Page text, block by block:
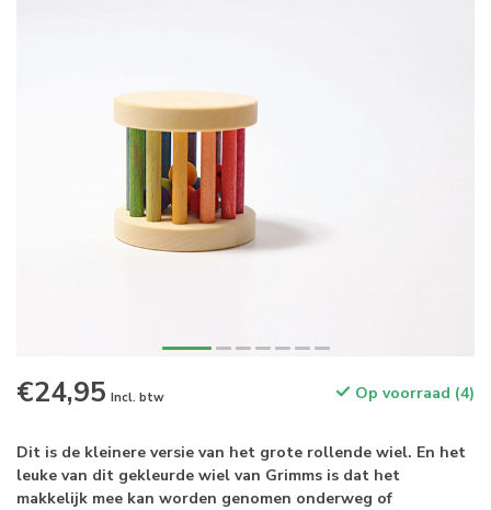
€24,95 Incl. btw Op voorraad (4)
Dit is de kleinere versie van het grote rollende wiel. En het
leuke van dit gekleurde wiel van Grimms is dat het
makkelijk mee kan worden genomen onderweg of